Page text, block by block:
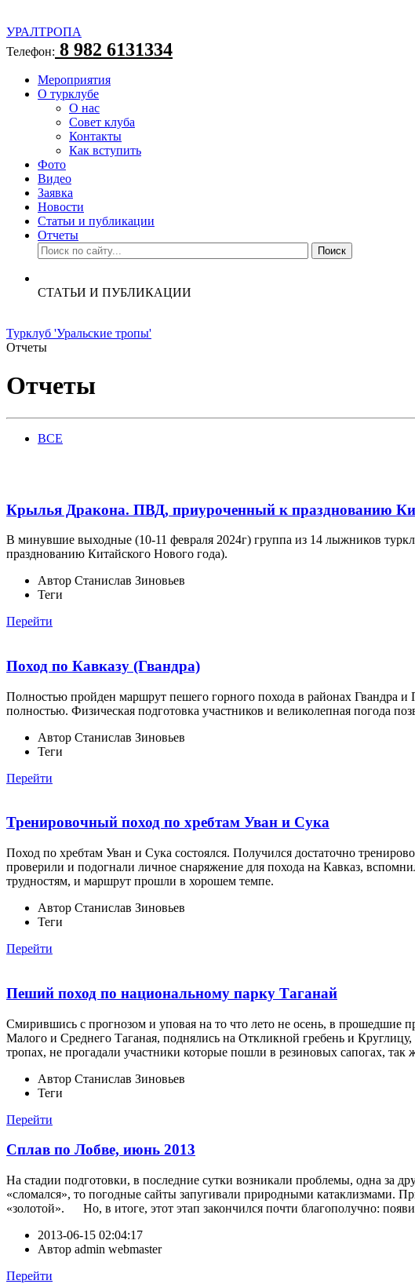
УРАЛТРОПА
Телефон: 8 982 6131334
Мероприятия
О турклубе
О нас
Совет клуба
Контакты
Как вступить
Фото
Видео
Заявка
Новости
Статьи и публикации
Отчеты
СТАТЬИ И ПУБЛИКАЦИИ
Турклуб 'Уральские тропы'
Отчеты
Отчеты
ВСЕ
Крылья Дракона. ПВД, приуроченный к празднованию
В минувшие выходные (10-11 февраля 2024г) группа из 14 лыжников
празднованию Китайского Нового года).
Автор Станислав Зиновьев
Теги
Перейти
Поход по Кавказу (Гвандра)
Полностью пройден маршрут пешего горного похода в районах Гвандра и
полностью. Физическая подготовка участников и великолепная погода
Автор Станислав Зиновьев
Теги
Перейти
Тренировочный поход по хребтам Уван и Сука
Поход по хребтам Уван и Сука состоялся. Получился достаточно
проверили и подогнали личное снаряжение для похода на Кавказ,
трудностям, и маршрут прошли в хорошем темпе.
Автор Станислав Зиновьев
Теги
Перейти
Пеший поход по национальному парку Таганай
Смирившись с прогнозом и уповая на то что лето не осень, в прошедшие
Малого и Среднего Таганая, поднялись на Откликной гребень и
тропах, не прогадали участники которые пошли в резиновых сапогах,
Автор Станислав Зиновьев
Теги
Перейти
Сплав по Лобве, июнь 2013
На стадии подготовки, в последние сутки возникали проблемы, одна за
«сломался», то погодные сайты запугивали природными катаклизмами.
«золотой». Но, в итоге, этот этап закончился почти благополучно:
2013-06-15 02:04:17
Автор admin webmaster
Перейти